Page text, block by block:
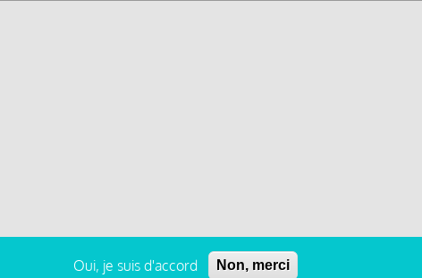
Oui, je suis d'accord Non, merci